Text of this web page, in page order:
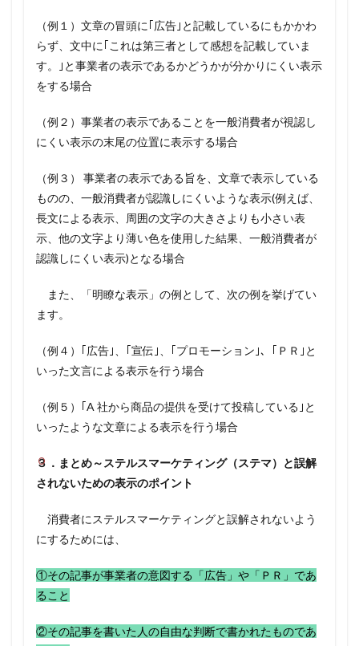
（例１）文章の冒頭に｢広告｣と記載しているにもかかわ
らず、文中に｢これは第三者として感想を記載していま
す。｣と事業者の表示であるかどうかが分かりにくい表示
をする場合
（例２）事業者の表示であることを一般消費者が視認し
にくい表示の末尾の位置に表示する場合
（例３） 事業者の表示である旨を、文章で表示している
ものの、一般消費者が認識しにくいような表示(例えば、
長文による表示、周囲の文字の大きさよりも小さい表
示、他の文字より薄い色を使用した結果、一般消費者が
認識しにくい表示)となる場合
また、「明瞭な表示」の例として、次の例を挙げてい
ます。
（例４）｢広告｣、｢宣伝｣、｢プロモーション｣、｢ＰＲ｣と
いった文言による表示を行う場合
（例５）｢A 社から商品の提供を受けて投稿している｣と
いったような文章による表示を行う場合
３．まとめ～ステルスマーケティング（ステマ）と誤解
されないための表示のポイント
消費者にステルスマーケティングと誤解されないよう
にするためには、
①その記事が事業者の意図する「広告」や「ＰＲ」であ
ること
②その記事を書いた人の自由な判断で書かれたものであ